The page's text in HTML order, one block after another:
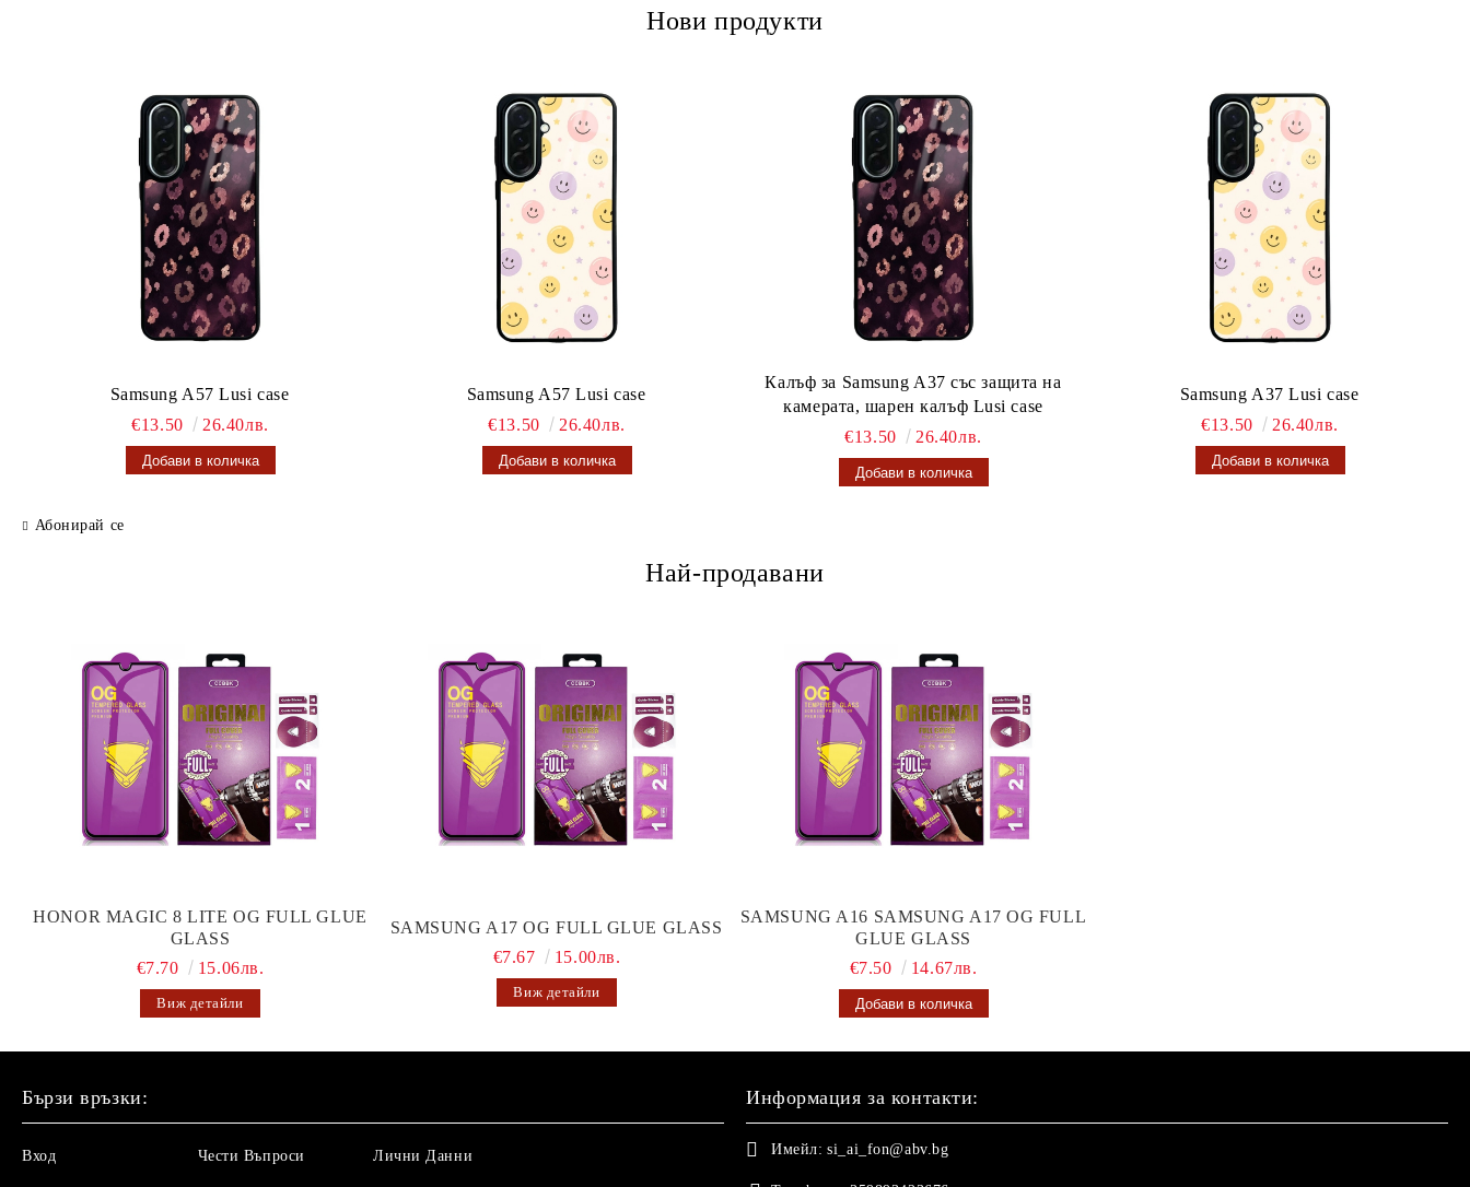
Нови продукти
Samsung A57 Lusi case
€13.50
26.40лв.
Samsung A57 Lusi case
€13.50
26.40лв.
Калъф за Samsung A37 със защита на
камерата, шарен калъф Lusi case
€13.50
26.40лв.
Samsung A37 Lusi case
€13.50
26.40лв.
Абонирай се
Най-продавани
HONOR MAGIC 8 LITE OG FULL GLUE
GLASS
€7.70
15.06лв.
Виж детайли
SAMSUNG A17 OG FULL GLUE GLASS
€7.67
15.00лв.
Виж детайли
SAMSUNG A16 SAMSUNG A17 OG FULL
GLUE GLASS
€7.50
14.67лв.
Бързи връзки:
Вход Чести Въпроси Лични Данни
Информация за контакти:
Имейл: si_ai_fon@abv.bg